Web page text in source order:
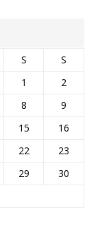
S
S
1
2
8
9
15
16
22
23
29
30